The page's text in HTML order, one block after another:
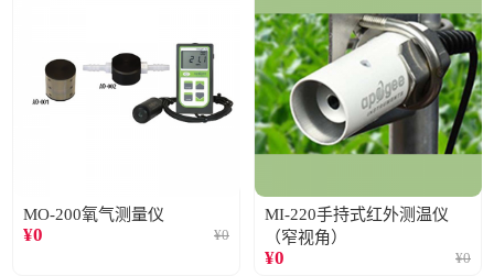
MO-200氧气测量仪
¥0 ¥0
MI-220手持式红外测温仪
（窄视角）
¥0 ¥0